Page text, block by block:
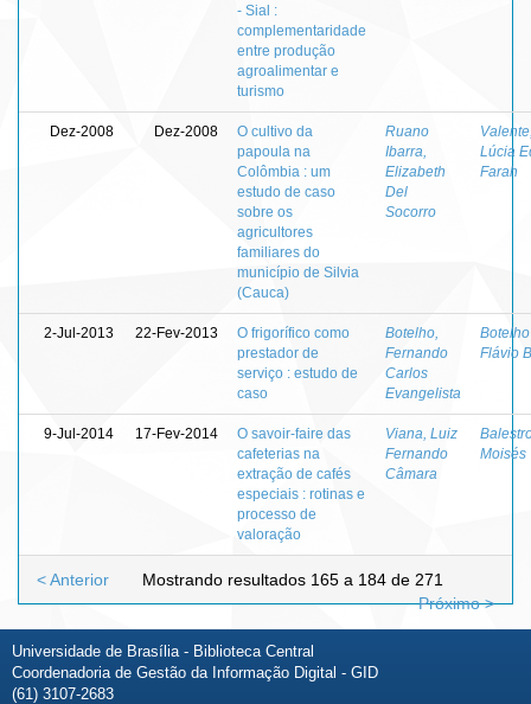
- Sial :
complementaridade
entre produção
agroalimentar e
turismo
Dez-2008 Dez-2008
O cultivo da
papoula na
Colômbia : um
estudo de caso
sobre os
agricultores
familiares do
município de Silvia
(Cauca)
Ruano
Ibarra,
Elizabeth
Del
Socorro
Lúcia
Farah
2-Jul-2013 22-Fev-2013
O frigorífico como
prestador de
serviço : estudo de
caso
Botelho,
Fernando
Carlos
Evangelista
Flávio
9-Jul-2014 17-Fev-2014
O savoir-faire das
cafeterias na
extração de cafés
especiais : rotinas e
processo de
valoração
Viana, Luiz
Fernando
Câmara
Moisés
Mostrando resultados 165 a 184 de 271
< Anterior
Próximo >
Universidade de Brasília - Biblioteca Central
Coordenadoria de Gestão da Informação Digital - GID
(61) 3107-2683